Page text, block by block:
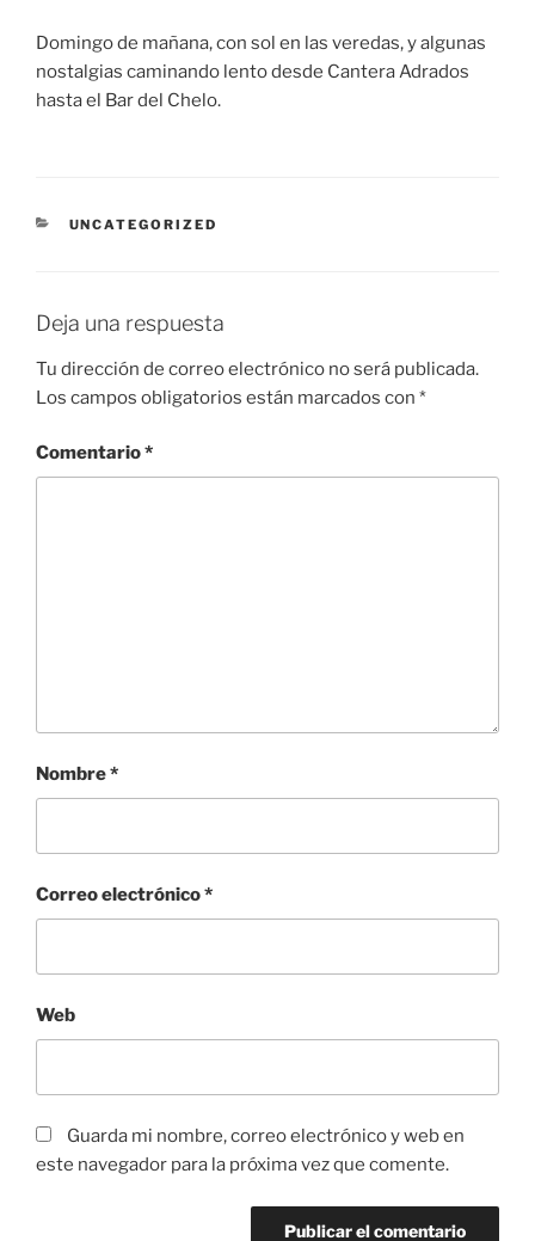
Domingo de mañana, con sol en las veredas, y algunas
nostalgias caminando lento desde Cantera Adrados
hasta el Bar del Chelo.
CATEGORÍAS
UNCATEGORIZED
Deja una respuesta
Tu dirección de correo electrónico no será publicada.
Los campos obligatorios están marcados con *
Comentario*
Nombre*
Correo electrónico*
Web
Guarda mi nombre, correo electrónico y web en
este navegador para la próxima vez que comente.